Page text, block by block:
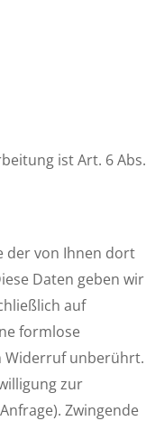
ist Art. 6 Abs.
der von Ihnen dort
Daten geben wir
auf
formlose
Widerruf unberührt.
zur
Zwingende